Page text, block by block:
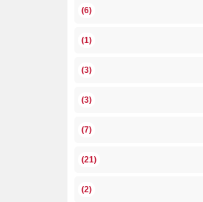
(6)
(1)
(3)
(3)
(7)
(21)
(2)